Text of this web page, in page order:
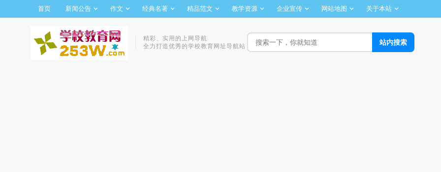
首页 新闻公告 作文 经典名著 精品范文 教学资源 企业宣传 网站地图 关于本站
精彩、实用的上网导航
全力打造优秀的学校教育网址导航站